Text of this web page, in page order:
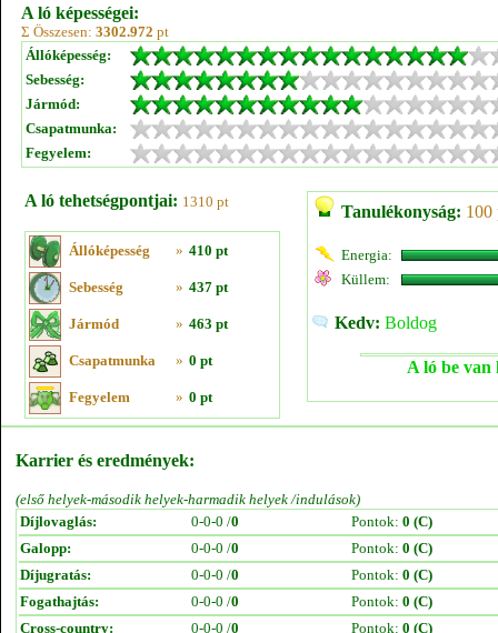
A ló képességei:
Σ Összesen: 3302.972 pt
Állóképesség:
Sebesség:
Jármód:
Csapatmunka:
Fegyelem:
A ló tehetségpontjai: 1310 pt
Állóképesség » 410 pt
Sebesség » 437 pt
Jármód » 463 pt
Csapatmunka » 0 pt
Fegyelem » 0 pt
Tanulékonyság: 100
Energia:
Küllem:
Kedv: Boldog
A ló be van
Karrier és eredmények:
(első helyek-második helyek-harmadik helyek /indulások)
Díjlovaglás:
0-0-0 /0 Pontok: 0 (C)
Galopp:
0-0-0 /0 Pontok: 0 (C)
Díjugratás:
0-0-0 /0 Pontok: 0 (C)
Fogathajtás:
0-0-0 /0 Pontok: 0 (C)
Cross-country:
0-0-0 /0 Pontok: 0 (C)